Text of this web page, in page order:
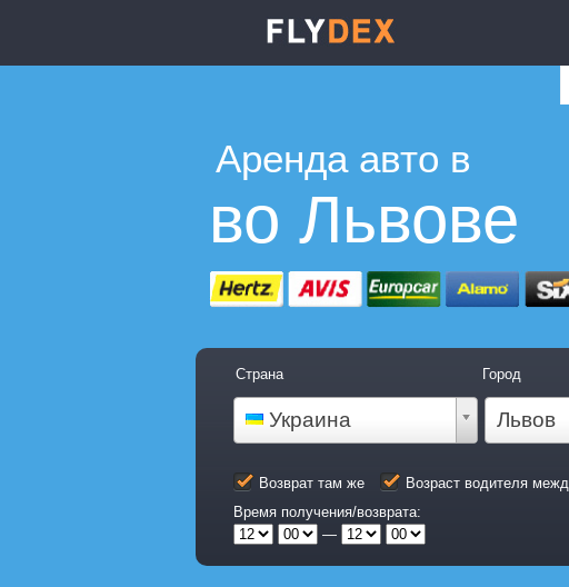
Аренда авто в
во Львове
Страна Город
Украина Львов
Возврат там же Возраст водителя
Время получения/возврата:
—